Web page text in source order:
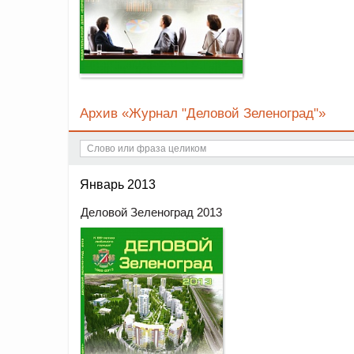
Архив «Журнал "Деловой Зеленоград"»
Январь 2013
Деловой Зеленоград 2013